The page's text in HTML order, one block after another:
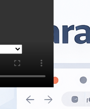
Bahasa Provinsi
hasil kata "wandu".